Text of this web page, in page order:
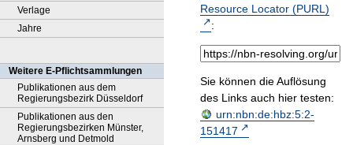
Verlage
Jahre
Weitere E-Pflichtsammlungen
Publikationen aus dem
Regierungsbezirk Düsseldorf
Publikationen aus den
Regierungsbezirken Münster,
Arnsberg und Detmold
Resource Locator (PURL)
:
Sie können die Auflösung
des Links auch hier testen:
urn:nbn:de:hbz:5:2-
151417